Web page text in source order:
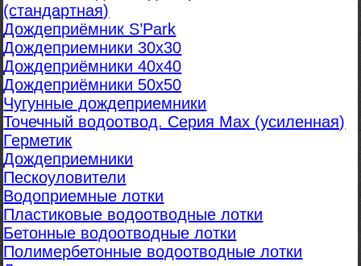
(стандартная)
Дождеприёмник S’Park
Дождеприемники 30х30
Дождеприёмники 40х40
Дождеприёмники 50х50
Чугунные дождеприемники
Точечный водоотвод. Серия Max (усиленная)
Герметик
Дождеприемники
Пескоуловители
Водоприемные лотки
Пластиковые водоотводные лотки
Бетонные водоотводные лотки
Полимербетонные водоотводные лотки